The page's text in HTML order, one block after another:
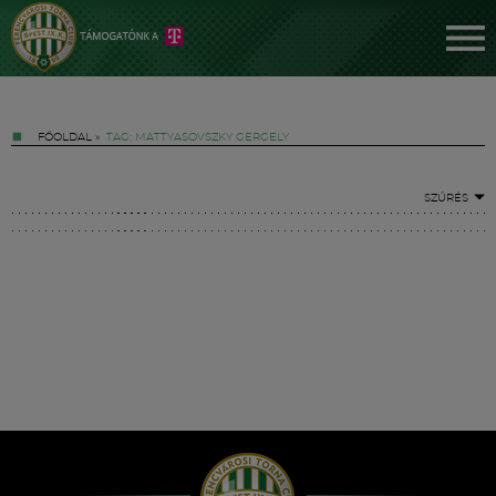
FŐOLDAL » TAG: MATTYASOVSZKY GERGELY
SZŰRÉS
Hírek